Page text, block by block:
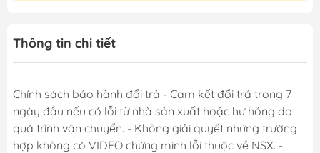
Thông tin chi tiết
Chính sách bảo hành đổi trả - Cam kết đổi trả trong 7
ngày đầu nếu có lỗi từ nhà sản xuất hoặc hư hỏng do
quá trình vận chuyển. - Không giải quyết những trường
hợp không có VIDEO chứng minh lỗi thuộc về NSX. -